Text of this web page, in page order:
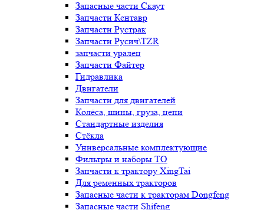
Запасные части Скаут
Запчасти Кентавр
Запчасти Рустрак
Запчасти Русич\TZR
запчасти уралец
Запчасти Файтер
Гидравлика
Двигатели
Запчасти для двигателей
Колёса, шины, груза, цепи
Стандартные изделия
Стёкла
Универсальные комплектующие
Фильтры и наборы ТО
Запчасти к трактору XingTai
Для ременных тракторов
Запасные части к тракторам Dongfeng
Запасные части Shifeng